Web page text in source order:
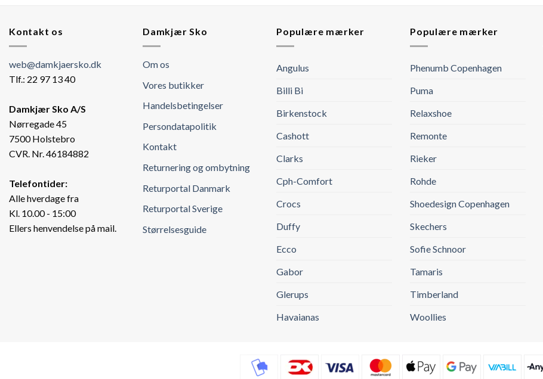
Kontakt os
web@damkjaersko.dk
Tlf.: 22 97 13 40
Damkjær Sko A/S
Nørregade 45
7500 Holstebro
CVR. Nr. 46184882
Telefontider:
Alle hverdage fra
Kl. 10.00 - 15:00
Ellers henvendelse på mail.
Damkjær Sko
Om os
Vores butikker
Handelsbetingelser
Persondatapolitik
Kontakt
Returnering og ombytning
Returportal Danmark
Returportal Sverige
Størrelsesguide
Populære mærker
Angulus
Billi Bi
Birkenstock
Cashott
Clarks
Cph-Comfort
Crocs
Duffy
Ecco
Gabor
Glerups
Havaianas
Populære mærker
Phenumb Copenhagen
Puma
Relaxshoe
Remonte
Rieker
Rohde
Shoedesign Copenhagen
Skechers
Sofie Schnoor
Tamaris
Timberland
Woollies